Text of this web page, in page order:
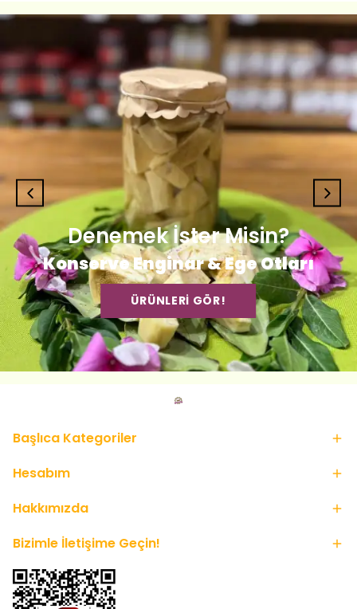
Denemek İster Misin?
Konserve Enginar & Ege Otları
ÜRÜNLERİ GÖR!
Başlıca Kategoriler
Hesabım
Hakkımızda
Bizimle İletişime Geçin!